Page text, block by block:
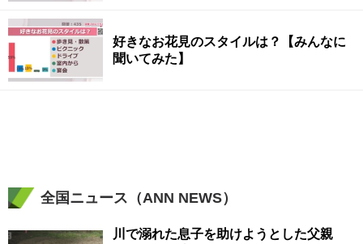
好きなお花見のスタイルは？【みんなに
聞いてみた】
全国ニュース（ANN NEWS）
川で溺れた息子を助けようとした父親